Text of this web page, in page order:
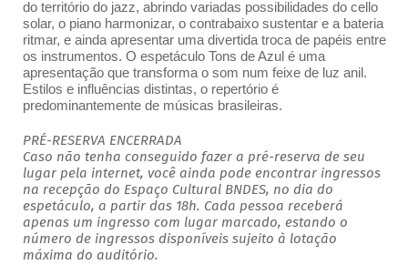
do território do jazz, abrindo variadas possibilidades do cello
solar, o piano harmonizar, o contrabaixo sustentar e a bateria
ritmar, e ainda apresentar uma divertida troca de papéis entre
os instrumentos. O espetáculo Tons de Azul é uma
apresentação que transforma o som num feixe de luz anil.
Estilos e influências distintas, o repertório é
predominantemente de músicas brasileiras.
PRÉ-RESERVA ENCERRADA
Caso não tenha conseguido fazer a pré-reserva de seu
lugar pela internet, você ainda pode encontrar ingressos
na recepção do Espaço Cultural BNDES, no dia do
espetáculo, a partir das 18h. Cada pessoa receberá
apenas um ingresso com lugar marcado, estando o
número de ingressos disponíveis sujeito à lotação
máxima do auditório.